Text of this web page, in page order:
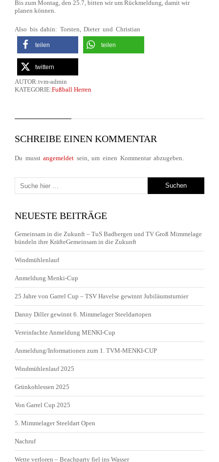
Bis zum Montag, den 25.7, bitten wir um Rückmeldung, damit wir
planen können.
Also bis dahin: Torsten, Dieter und Christian
teilen teilen
twittern
AUTOR:tvm-admin
KATEGORIE:Fußball Herren
SCHREIBE EINEN KOMMENTAR
Du musstangemeldet sein, um einen Kommentar abzugeben.
NEUESTE BEITRÄGE
Gemeinsam in die Zukunft – TuS Badbergen und TV Groß Mimmelage
bündeln ihre KräfteGemeinsam in die Zukunft
Windmühlenlauf
Anmeldung Menki-Cup
25 Jahre von Garrel Cup – TSV Havelse gewinnt Jubiläumsturnier
Danny Diller gewinnt 6. Mimmelager Steeldartopen
Vereinfachte Anmeldung MENKI-Cup
Anmeldung/Informationen zum 1. TVM-MENKI-CUP
Windmühlenlauf 2025
Grünkohlessen 2025
Von Garrel Cup 2025
5. Mimmelager Steeldart Open
Nachruf
Wette verloren – Beachparty fiel ins Wasser